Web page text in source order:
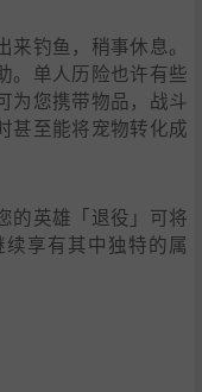
钓鱼，稍事休息。
。单人历险也许有些
为您携带物品，战斗
甚至能将宠物转化成
的英雄「退役」可将
享有其中独特的属